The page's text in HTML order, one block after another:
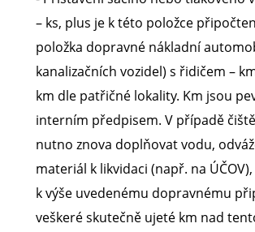
– ks, plus je k této položce
položka dopravné nákladní
kanalizačních vozidel) s řidičem –
km dle patřičné lokality. Km jsou
interním předpisem. V případě
nutno znova doplňovat vodu,
materiál k likvidaci (např. na
k výše uvedenému dopravnému
veškeré skutečně ujeté km nad